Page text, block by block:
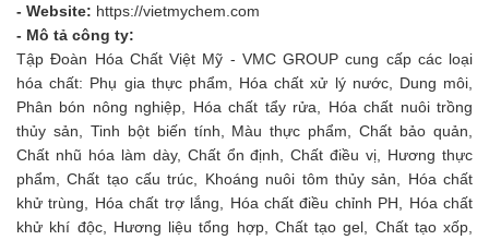
- Website: https://vietmychem.com
- Mô tả công ty:
Tập Đoàn Hóa Chất Việt Mỹ - VMC GROUP cung cấp các loại
hóa chất: Phụ gia thực phẩm, Hóa chất xử lý nước, Dung môi,
Phân bón nông nghiệp, Hóa chất tẩy rửa, Hóa chất nuôi trồng
thủy sản, Tinh bột biến tính, Màu thực phẩm, Chất bảo quản,
Chất nhũ hóa làm dày, Chất ổn định, Chất điều vị, Hương thực
phẩm, Chất tạo cấu trúc, Khoáng nuôi tôm thủy sản, Hóa chất
khử trùng, Hóa chất trợ lắng, Hóa chất điều chỉnh PH, Hóa chất
khử khí độc, Hương liệu tổng hợp, Chất tạo gel, Chất tạo xốp,